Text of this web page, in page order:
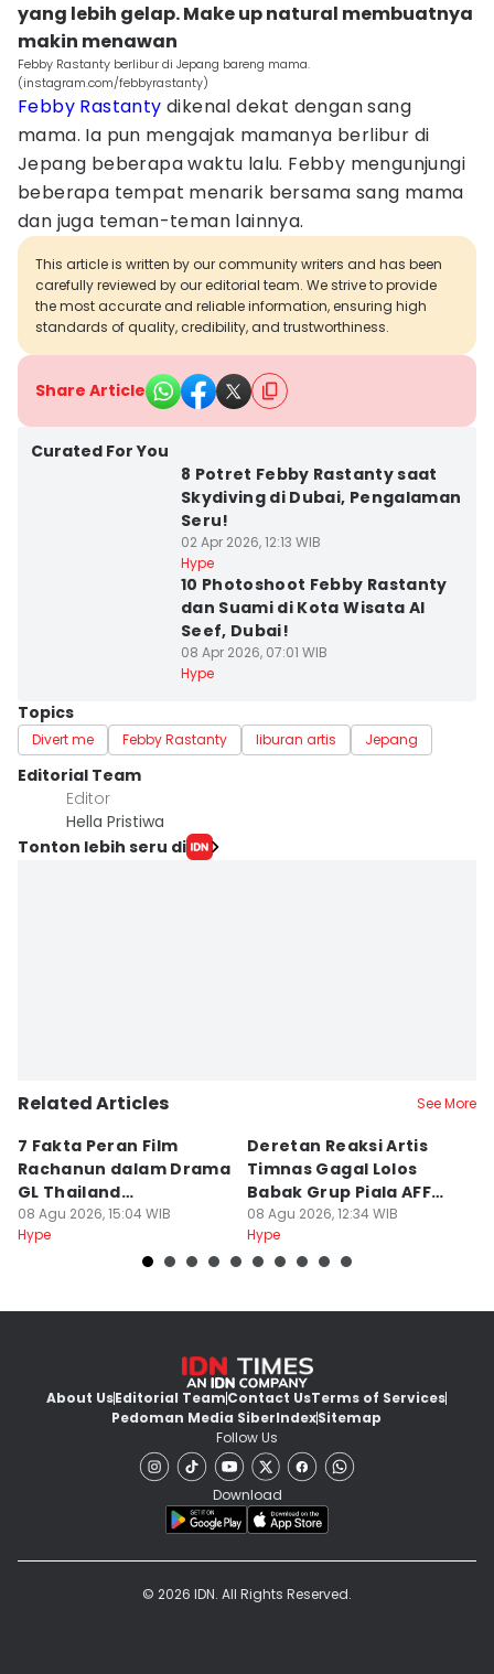
yang lebih gelap. Make up natural membuatnya
makin menawan
Febby Rastanty berlibur di Jepang bareng mama.
(instagram.com/febbyrastanty)
Febby Rastanty dikenal dekat dengan sang
mama. Ia pun mengajak mamanya berlibur di
Jepang beberapa waktu lalu. Febby mengunjungi
beberapa tempat menarik bersama sang mama
dan juga teman-teman lainnya.
This article is written by our community writers and has been
carefully reviewed by our editorial team. We strive to provide
the most accurate and reliable information, ensuring high
standards of quality, credibility, and trustworthiness.
Share Article
Curated For You
8 Potret Febby Rastanty saat
Skydiving di Dubai, Pengalaman
Seru!
02 Apr 2026, 12:13 WIB
Hype
10 Photoshoot Febby Rastanty
dan Suami di Kota Wisata Al
Seef, Dubai!
08 Apr 2026, 07:01 WIB
Hype
Topics
Divert me Febby Rastanty liburan artis Jepang
Editorial Team
Editor
Hella Pristiwa
Tonton lebih seru di
Related Articles See More
7 Fakta Peran Film
Rachanun dalam Drama
GL Thailand
Moonshadow
08 Agu 2026, 15:04 WIB
Hype
Deretan Reaksi Artis
Timnas Gagal Lolos
Babak Grup Piala AFF
2026
08 Agu 2026, 12:34 WIB
Hype
About UsEditorial TeamContact UsTerms of Services
Pedoman Media SiberIndexSitemap
Follow Us
Download
© 2026 IDN. All Rights Reserved.